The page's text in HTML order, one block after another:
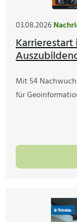
03.08.2026
Karrierestart
Mit 54
für